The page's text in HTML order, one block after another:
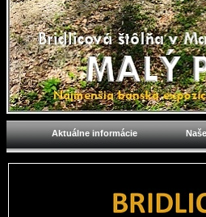
Aktuálne informácie